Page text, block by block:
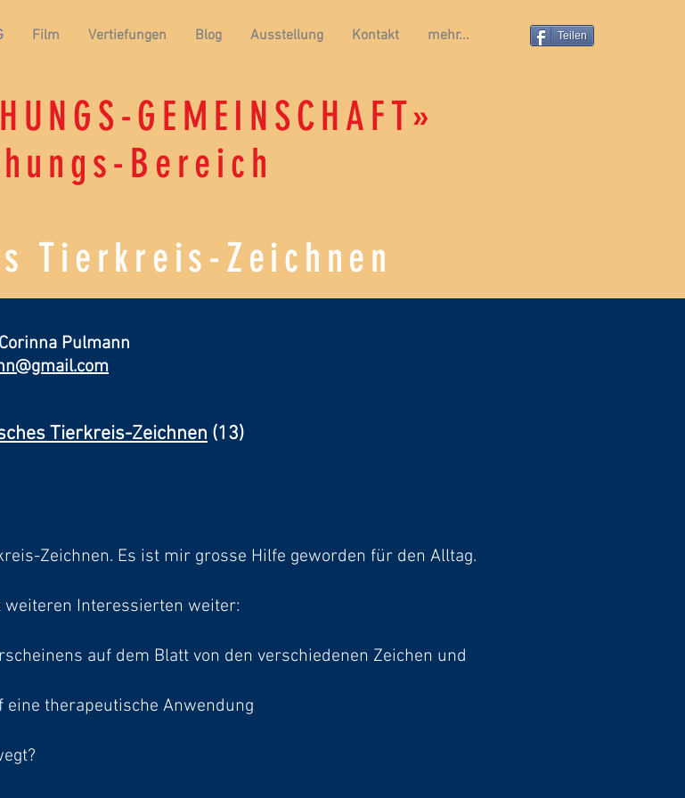
Film Vertiefungen Blog Ausstellung Kontakt mehr... Teilen
GEMEINSCHAFT»
Bereich
Tierkreis-Zeichnen
Pulmann
Tierkreis-Zeichnen (13)
Zeichnen. Es ist mir grosse Hilfe geworden für den Alltag.
Interessierten weiter:
auf dem Blatt von den verschiedenen Zeichen und
therapeutische Anwendung